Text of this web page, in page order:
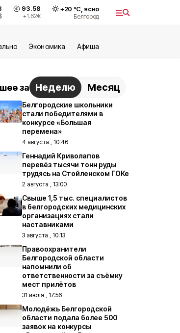
93.58
+1.62€
+20 °С, ясно
Белгород
Экономика Aфиша
за Неделю Месяц
Белгородские школьники
стали победителями в
конкурсе «Большая
перемена»
4 августа , 10:46
Геннадий Криволапов
перевёз тысячи тонн руды
трудясь на Стойленском ГОКе
2 августа , 13:00
Свыше 1,5 тыс. специалистов
в белгородских медицинских
организациях стали
наставниками
3 августа , 10:13
Правоохранители
Белгородской области
напомнили об
ответственности за съёмку
мест прилётов
31 июля , 17:56
Молодёжь Белгородской
области подала более 500
заявок на конкурсы